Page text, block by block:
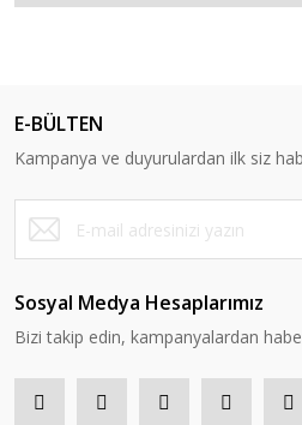
E-BÜLTEN
Kampanya ve duyurulardan ilk siz
Sosyal Medya Hesaplarımız
Bizi takip edin, kampanyalardan